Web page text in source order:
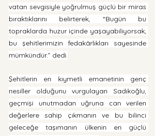
vatan sevgisiyle yoğrulmuş güçlü bir miras
bıraktıklarını belirterek, “Bugün bu
topraklarda huzur içinde yaşayabiliyorsak,
bu şehitlerimizin fedakârlıkları sayesinde
mümkündür.” dedi.
Şehitlerin en kıymetli emanetinin genç
nesiller olduğunu vurgulayan Sadıkoğlu,
geçmişi unutmadan uğruna can verilen
değerlere sahip çıkmanın ve bu bilinci
geleceğe taşımanın ülkenin en güçlü